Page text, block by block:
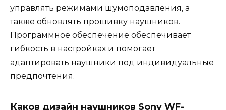
управлять режимами шумоподавления, а
также обновлять прошивку наушников.
Программное обеспечение обеспечивает
гибкость в настройках и помогает
адаптировать наушники под индивидуальные
предпочтения.
Каков дизайн наушников Sony WF-